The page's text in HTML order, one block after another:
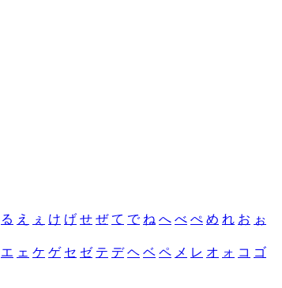
る え ぇ け げ せ ぜ て で ね へ べ ぺ め れ お ぉ
エ ェ ケ ゲ セ ゼ テ デ ヘ ベ ペ メ レ オ ォ コ ゴ